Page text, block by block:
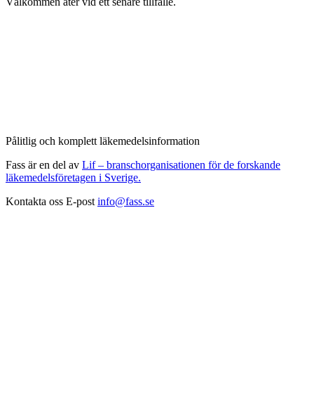
Pålitlig och komplett läkemedelsinformation
Fass är en del av Lif – branschorganisationen för de forskande
läkemedelsföretagen i Sverige.
Kontakta oss E-post info@fass.se